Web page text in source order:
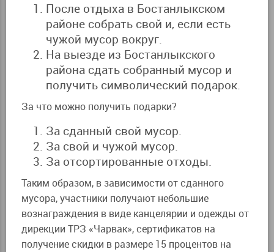
После отдыха в Бостанлыкском
районе собрать свой и, если есть
чужой мусор вокруг.
На выезде из Бостанлыкского
района сдать собранный мусор и
получить символический подарок.
За что можно получить подарки?
За сданный свой мусор.
За свой и чужой мусор.
За отсортированные отходы.
Таким образом, в зависимости от сданного
мусора, участники получают небольшие
вознаграждения в виде канцелярии и одежды от
дирекции ТРЗ «Чарвак», сертификатов на
получение скидки в размере 15 процентов на